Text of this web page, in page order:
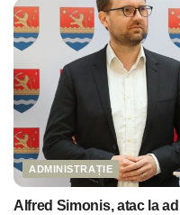
ADMINISTRAȚIE
Alfred Simonis, atac la